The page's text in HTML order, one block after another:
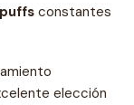
constantes
elección